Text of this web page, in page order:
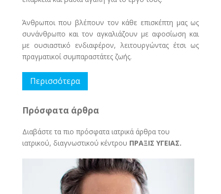
Άνθρωποι που βλέπουν τον κάθε επισκέπτη μας ως
συνάνθρωπο και τον αγκαλιάζουν με αφοσίωση και
με ουσιαστικό ενδιαφέρον, λειτουργώντας έτσι ως
πραγματικοί συμπαραστάτες ζωής.
Περισσότερα
Πρόσφατα άρθρα
Διαβάστε τα πιο πρόσφατα ιατρικά άρθρα του
ιατρικού, διαγνωστικού κέντρου ΠΡΑΞΙΣ ΥΓΕΙΑΣ.